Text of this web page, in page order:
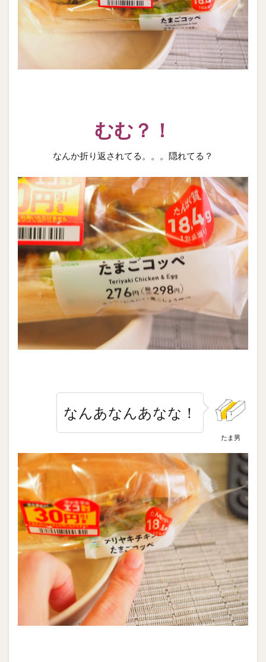
むむ？！
なんか折り返されてる。。。隠れてる？
たま男
なんあなんあなな！